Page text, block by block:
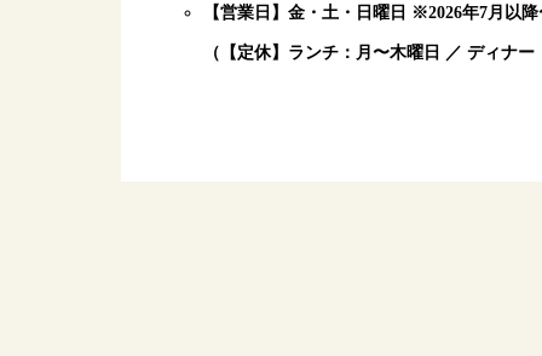
【営業日】金・土・日曜日 ※2026年7月以
（【定休】ランチ：月〜木曜日 ／ ディナ